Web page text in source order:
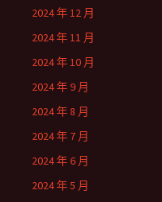
2024 年 12 月
2024 年 11 月
2024 年 10 月
2024 年 9 月
2024 年 8 月
2024 年 7 月
2024 年 6 月
2024 年 5 月